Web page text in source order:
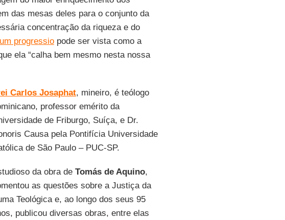
das mesas deles para o conjunto da
concentração da riqueza e do
progressiopode ser vista como a
ela “calha bem mesmo nesta nossa
Carlos Josaphat, mineiro, é teólogo
professor emérito da
de Friburgo, Suíça, e Dr.
Causa pela Pontifícia Universidade
de São Paulo – PUC-SP.
da obra de Tomás de Aquino,
as questões sobre a Justiça da
Teológica e, ao longo dos seus 95
publicou diversas obras, entre elas